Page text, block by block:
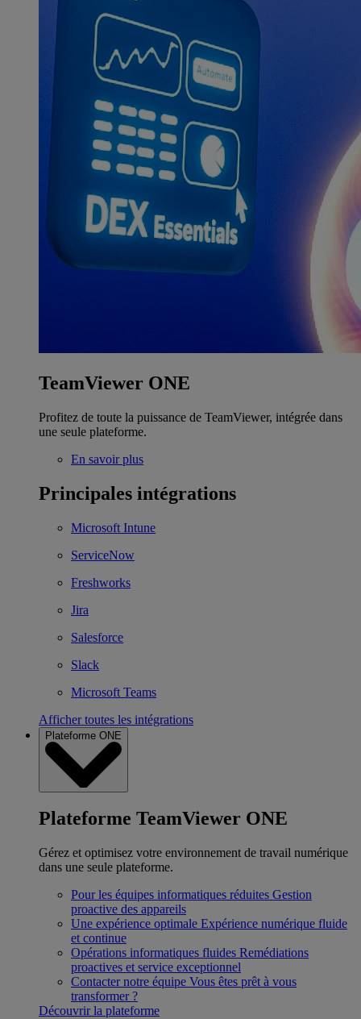
TeamViewer ONE
Profitez de toute la puissance de TeamViewer, intégrée dans
une seule plateforme.
En savoir plus
Principales intégrations
Microsoft Intune
ServiceNow
Freshworks
Jira
Salesforce
Slack
Microsoft Teams
Afficher toutes les intégrations
Plateforme ONE
Plateforme TeamViewer ONE
Gérez et optimisez votre environnement de travail numérique
dans une seule plateforme.
Pour les équipes informatiques réduites Gestion
proactive des appareils
Une expérience optimale Expérience numérique fluide
et continue
Opérations informatiques fluides Remédiations
proactives et service exceptionnel
Contacter notre équipe Vous êtes prêt à vous
transformer ?
Découvrir la plateforme